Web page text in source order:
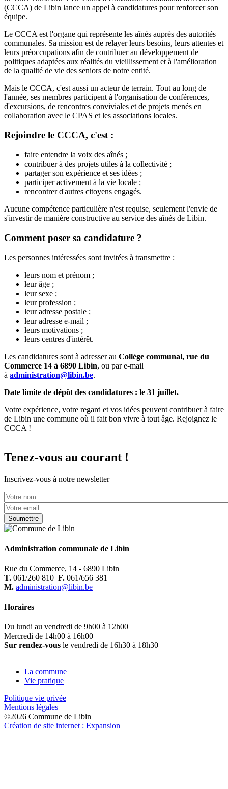
(CCCA) de Libin lance un appel à candidatures pour renforcer son
équipe.
Le CCCA est l'organe qui représente les aînés auprès des autorités
communales. Sa mission est de relayer leurs besoins, leurs attentes et
leurs préoccupations afin de contribuer au développement de
politiques adaptées aux réalités du vieillissement et à l'amélioration
de la qualité de vie des seniors de notre entité.
Mais le CCCA, c'est aussi un acteur de terrain. Tout au long de
l'année, ses membres participent à l'organisation de conférences,
d'excursions, de rencontres conviviales et de projets menés en
collaboration avec le CPAS et les associations locales.
Rejoindre le CCCA, c'est :
faire entendre la voix des aînés ;
contribuer à des projets utiles à la collectivité ;
partager son expérience et ses idées ;
participer activement à la vie locale ;
rencontrer d'autres citoyens engagés.
Aucune compétence particulière n'est requise, seulement l'envie de
s'investir de manière constructive au service des aînés de Libin.
Comment poser sa candidature ?
Les personnes intéressées sont invitées à transmettre :
leurs nom et prénom ;
leur âge ;
leur sexe ;
leur profession ;
leur adresse postale ;
leur adresse e-mail ;
leurs motivations ;
leurs centres d'intérêt.
Les candidatures sont à adresser au Collège communal, rue du
Commerce 14 à 6890 Libin, ou par e-mail
à administration@libin.be.
Date limite de dépôt des candidatures : le 31 juillet.
Votre expérience, votre regard et vos idées peuvent contribuer à faire
de Libin une commune où il fait bon vivre à tout âge. Rejoignez le
CCCA !
Tenez-vous au courant !
Inscrivez-vous à notre newsletter
Votre nom
Votre email
Administration communale de Libin
Rue du Commerce, 14 - 6890 Libin
T. 061/260 810 F. 061/656 381
M. administration@libin.be
Horaires
Du lundi au vendredi de 9h00 à 12h00
Mercredi de 14h00 à 16h00
Sur rendez-vous le vendredi de 16h30 à 18h30
La commune
Vie pratique
Politique vie privée
Mentions légales
©2026 Commune de Libin
Création de site internet : Expansion